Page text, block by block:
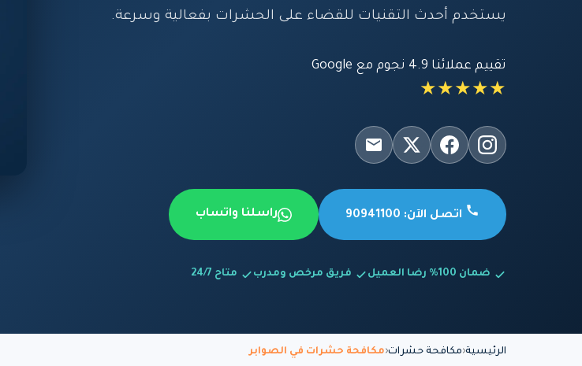
يستخدم أحدث التقنيات للقضاء على الحشرات بفعالية وسرعة.
تقييم عملائنا 4.9 نجوم مع Google
★★★★★
اتصل الآن: 90941100 راسلنا واتساب
ضمان 100% رضا العميل فريق مرخص ومدرب متاح 24/7
الرئيسية مكافحة حشرات مكافحة حشرات في الصوابر